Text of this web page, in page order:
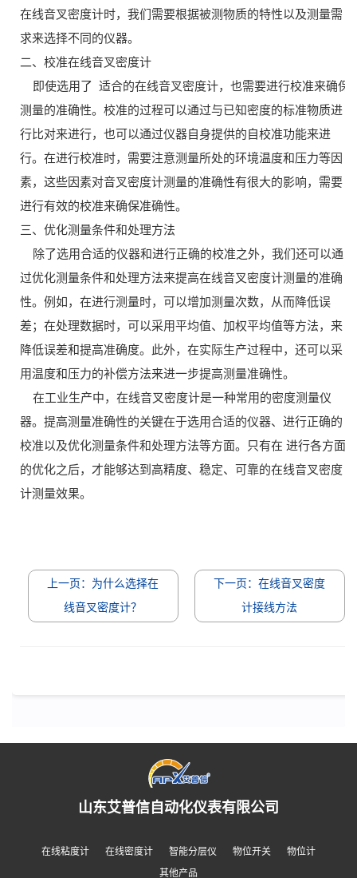
在线音叉密度计时，我们需要根据被测物质的特性以及测量需
求来选择不同的仪器。
二、校准在线音叉密度计
即使选用了 适合的在线音叉密度计，也需要进行校准来确保
测量的准确性。校准的过程可以通过与已知密度的标准物质进
行比对来进行，也可以通过仪器自身提供的自校准功能来进
行。在进行校准时，需要注意测量所处的环境温度和压力等因
素，这些因素对音叉密度计测量的准确性有很大的影响，需要
进行有效的校准来确保准确性。
三、优化测量条件和处理方法
除了选用合适的仪器和进行正确的校准之外，我们还可以通
过优化测量条件和处理方法来提高在线音叉密度计测量的准确
性。例如，在进行测量时，可以增加测量次数，从而降低误
差；在处理数据时，可以采用平均值、加权平均值等方法，来
降低误差和提高准确度。此外，在实际生产过程中，还可以采
用温度和压力的补偿方法来进一步提高测量准确性。
在工业生产中，在线音叉密度计是一种常用的密度测量仪
器。提高测量准确性的关键在于选用合适的仪器、进行正确的
校准以及优化测量条件和处理方法等方面。只有在 进行各方面
的优化之后，才能够达到高精度、稳定、可靠的在线音叉密度
计测量效果。
上一页：为什么选择在
线音叉密度计？
下一页：在线音叉密度
计接线方法
山东艾普信自动化仪表有限公司
在线粘度计 在线密度计 智能分层仪 物位开关
物位计
其他产品